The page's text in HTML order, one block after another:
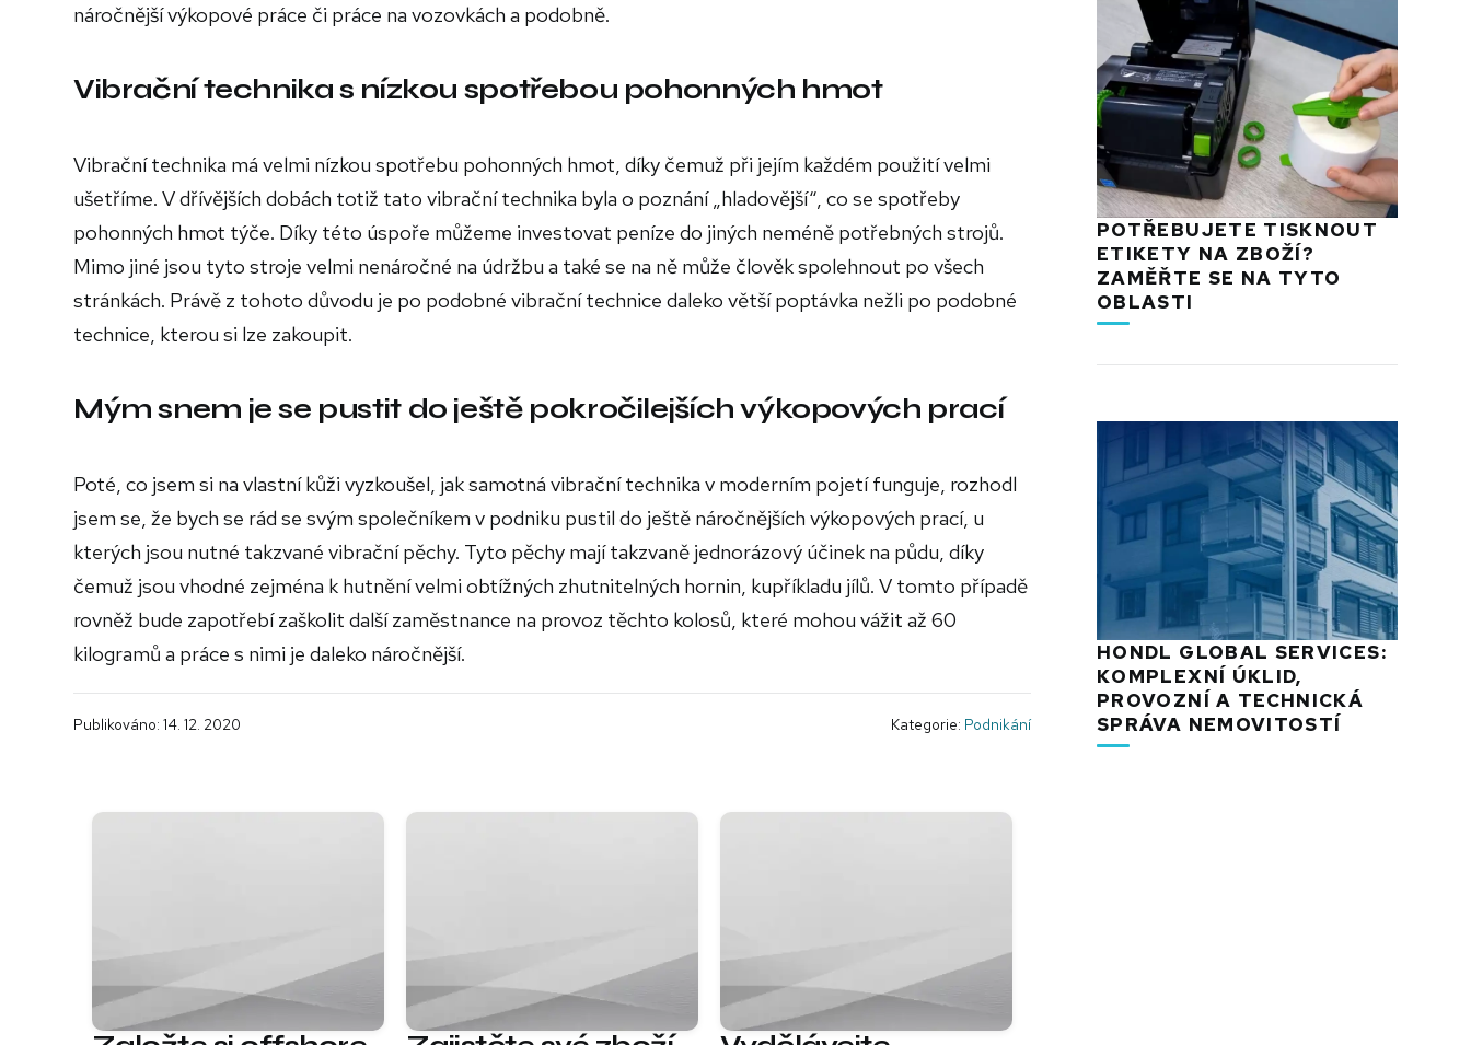
náročnější výkopové práce či práce na vozovkách a podobně.
Vibrační technika s nízkou spotřebou pohonných hmot
Vibrační technika má velmi nízkou spotřebu pohonných hmot, díky čemuž při jejím každém použití velmi
ušetříme. V dřívějších dobách totiž tato vibrační technika byla o poznání „hladovější“, co se spotřeby
pohonných hmot týče. Díky této úspoře můžeme investovat peníze do jiných neméně potřebných strojů.
Mimo jiné jsou tyto stroje velmi nenáročné na údržbu a také se na ně může člověk spolehnout po všech
stránkách. Právě z tohoto důvodu je po podobné vibrační technice daleko větší poptávka nežli po podobné
technice, kterou si lze zakoupit.
Mým snem je se pustit do ještě pokročilejších výkopových prací
Poté, co jsem si na vlastní kůži vyzkoušel, jak samotná vibrační technika v moderním pojetí funguje, rozhodl
jsem se, že bych se rád se svým společníkem v podniku pustil do ještě náročnějších výkopových prací, u
kterých jsou nutné takzvané vibrační pěchy. Tyto pěchy mají takzvaně jednorázový účinek na půdu, díky
čemuž jsou vhodné zejména k hutnění velmi obtížných zhutnitelných hornin, kupříkladu jílů. V tomto případě
rovněž bude zapotřebí zaškolit další zaměstnance na provoz těchto kolosů, které mohou vážit až 60
kilogramů a práce s nimi je daleko náročnější.
Publikováno: 14. 12. 2020 Kategorie: Podnikání
POTŘEBUJETE TISKNOUT
ETIKETY NA ZBOŽÍ?
ZAMĚŘTE SE NA TYTO
OBLASTI
HONDL GLOBAL SERVICES:
KOMPLEXNÍ ÚKLID,
PROVOZNÍ A TECHNICKÁ
SPRÁVA NEMOVITOSTÍ